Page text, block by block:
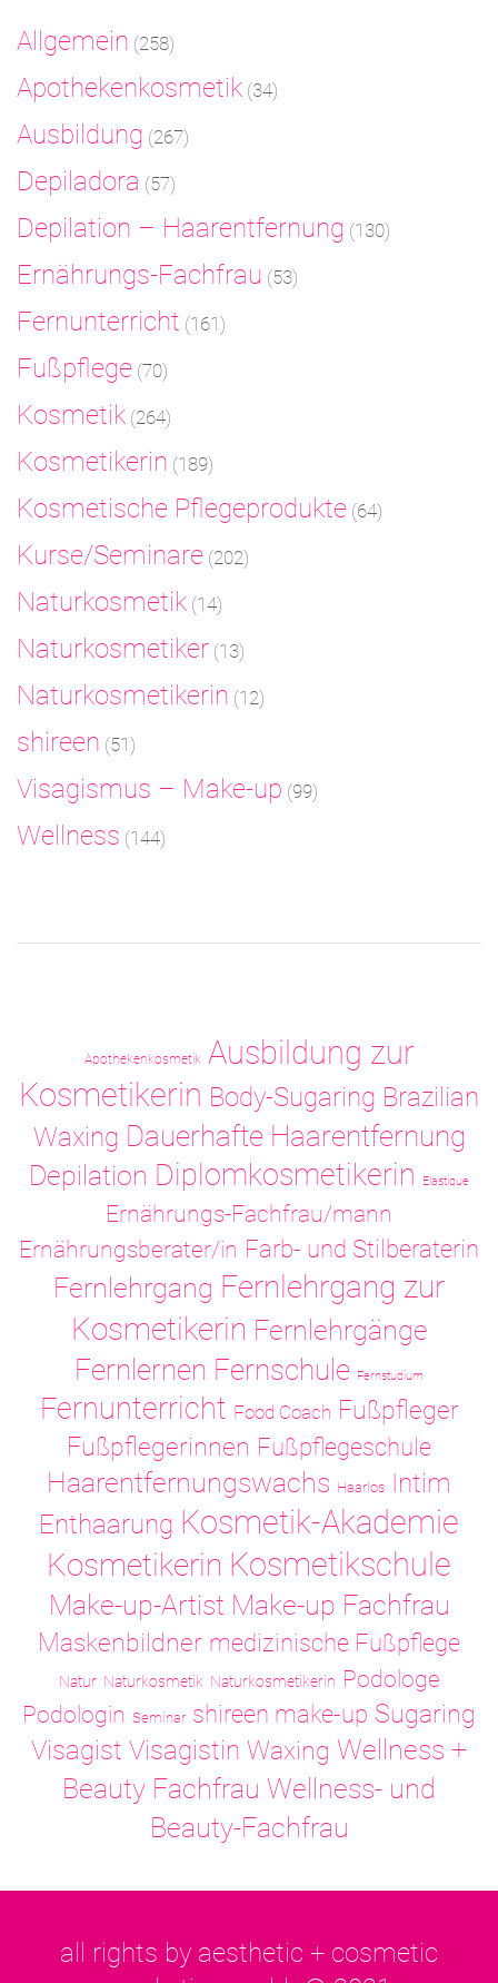
Allgemein (258)
Apothekenkosmetik (34)
Ausbildung (267)
Depiladora (57)
Depilation – Haarentfernung (130)
Ernährungs-Fachfrau (53)
Fernunterricht (161)
Fußpflege (70)
Kosmetik (264)
Kosmetikerin (189)
Kosmetische Pflegeprodukte (64)
Kurse/Seminare (202)
Naturkosmetik (14)
Naturkosmetiker (13)
Naturkosmetikerin (12)
shireen (51)
Visagismus – Make-up (99)
Wellness (144)
Apothekenkosmetik Ausbildung zur
Kosmetikerin Body-Sugaring Brazilian
Waxing Dauerhafte Haarentfernung
Depilation Diplomkosmetikerin Elastique
Ernährungs-Fachfrau/mann
Ernährungsberater/in Farb- und Stilberaterin
Fernlehrgang Fernlehrgang zur
Kosmetikerin Fernlehrgänge
Fernlernen Fernschule Fernstudium
Fernunterricht Food Coach Fußpfleger
Fußpflegerinnen Fußpflegeschule
Haarentfernungswachs Haarlos Intim
Enthaarung Kosmetik-Akademie
Kosmetikerin Kosmetikschule
Make-up-Artist Make-up Fachfrau
Maskenbildner medizinische Fußpflege
Natur Naturkosmetik Naturkosmetikerin Podologe
Podologin Seminar shireen make-up Sugaring
Visagist Visagistin Waxing Wellness +
Beauty Fachfrau Wellness- und
Beauty-Fachfrau
all rights by aesthetic + cosmetic